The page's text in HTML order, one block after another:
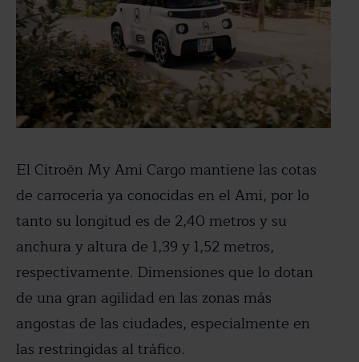
El Citroën My Ami Cargo mantiene las cotas
de carrocería ya conocidas en el Ami, por lo
tanto su longitud es de 2,40 metros y su
anchura y altura de 1,39 y 1,52 metros,
respectivamente. Dimensiones que lo dotan
de una gran agilidad en las zonas más
angostas de las ciudades, especialmente en
las restringidas al tráfico.